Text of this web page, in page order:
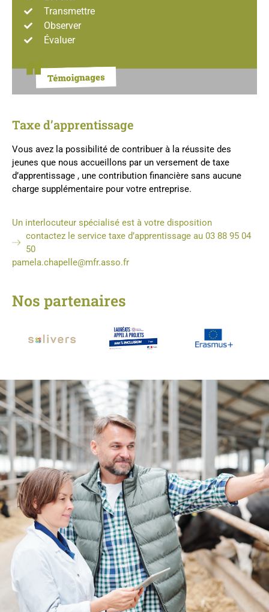
Transmettre
Observer
Évaluer
Taxe d’apprentissage
Vous avez la possibilité de contribuer à la réussite des
jeunes que nous accueillons par un versement de taxe
d’apprentissage , une contribution financière sans aucune
charge supplémentaire pour votre entreprise.
Un interlocuteur spécialisé est à votre disposition
contactez le service taxe d’apprentissage au 03 88 95 04
50
pamela.chapelle@mfr.asso.fr
Nos partenaires